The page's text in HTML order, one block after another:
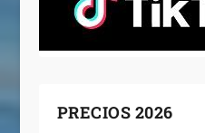
PRECIOS 2026